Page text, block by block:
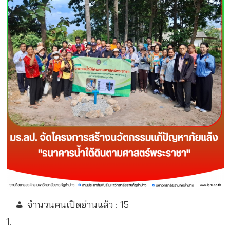
จำนวนคนเปิดอ่านแล้ว : 15